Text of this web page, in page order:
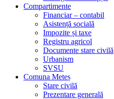
Compartimente
Financiar – contabil
Asistență socială
Impozite și taxe
Registru agricol
Documente stare civilă
Urbanism
SVSU
Comuna Meteș
Stare civilă
Prezentare generală